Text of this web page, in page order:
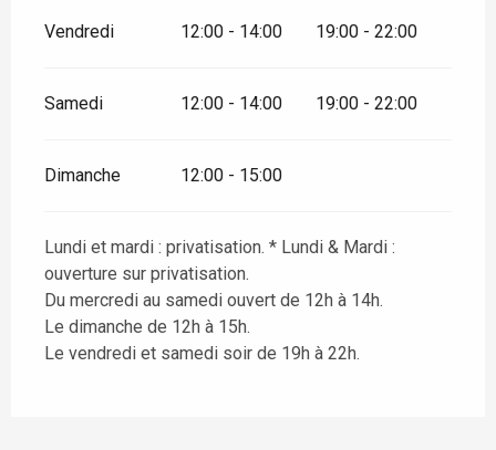
Vendredi 12:00 - 14:00 19:00 - 22:00
Samedi 12:00 - 14:00 19:00 - 22:00
Dimanche 12:00 - 15:00
Lundi et mardi : privatisation. * Lundi & Mardi :
ouverture sur privatisation.
Du mercredi au samedi ouvert de 12h à 14h.
Le dimanche de 12h à 15h.
Le vendredi et samedi soir de 19h à 22h.